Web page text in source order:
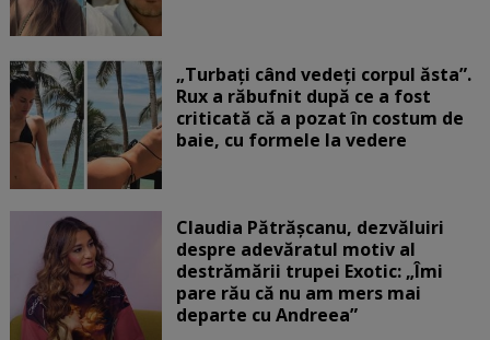
„Turbați când vedeți corpul ăsta”.
Rux a răbufnit după ce a fost
criticată că a pozat în costum de
baie, cu formele la vedere
Claudia Pătrășcanu, dezvăluiri
despre adevăratul motiv al
destrămării trupei Exotic: „Îmi
pare rău că nu am mers mai
departe cu Andreea”